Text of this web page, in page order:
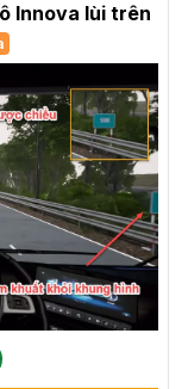
Innova lùi trên